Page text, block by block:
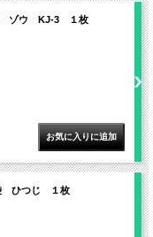
ゾウ KJ-3 １枚
ひつじ １枚